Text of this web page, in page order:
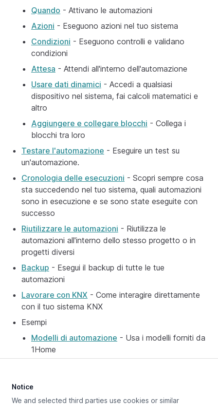
Quando - Attivano le automazioni
Azioni - Eseguono azioni nel tuo sistema
Condizioni - Eseguono controlli e validano
condizioni
Attesa - Attendi all'interno dell'automazione
Usare dati dinamici - Accedi a qualsiasi
dispositivo nel sistema, fai calcoli matematici e
altro
Aggiungere e collegare blocchi - Collega i
blocchi tra loro
Testare l'automazione - Eseguire un test su
un'automazione.
Cronologia delle esecuzioni - Scopri sempre cosa
sta succedendo nel tuo sistema, quali automazioni
sono in esecuzione e se sono state eseguite con
successo
Riutilizzare le automazioni - Riutilizza le
automazioni all'interno dello stesso progetto o in
progetti diversi
Backup - Esegui il backup di tutte le tue
automazioni
Lavorare con KNX - Come interagire direttamente
con il tuo sistema KNX
Esempi
Modelli di automazione - Usa i modelli forniti da
1Home
Aggiornato a:
Notice
We and selected third parties use cookies or similar